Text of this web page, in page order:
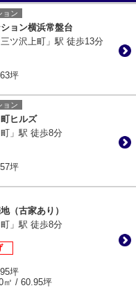
ョン
ョン横浜常盤台
ツ沢上町」駅 徒歩13分
坪
ョン
ヒルズ
」駅 徒歩8分
坪
（古家あり）
」駅 徒歩8分
坪
㎡ / 60.95坪